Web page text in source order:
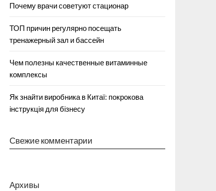
Почему врачи советуют стационар
ТОП причин регулярно посещать
тренажерный зал и бассейн
Чем полезны качественные витаминные
комплексы
Як знайти виробника в Китаї: покрокова
інструкція для бізнесу
Свежие комментарии
Архивы